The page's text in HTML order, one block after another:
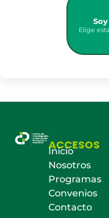
Elige
ACCESOS
Inicio
Nosotros
Programas
Convenios
Contacto